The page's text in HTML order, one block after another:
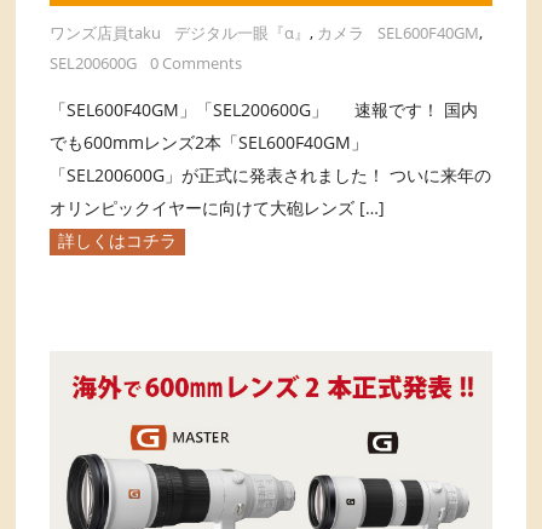
ワンズ店員taku デジタル一眼『α』, カメラ SEL600F40GM,
SEL200600G
0 Comments
「SEL600F40GM」「SEL200600G」 速報です！ 国内
でも600mmレンズ2本「SEL600F40GM」
「SEL200600G」が正式に発表されました！ ついに来年の
オリンピックイヤーに向けて大砲レンズ […]
詳しくはコチラ